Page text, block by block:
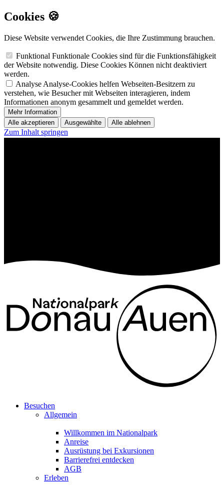
Cookies 🍪
Diese Website verwendet Cookies, die Ihre Zustimmung brauchen.
Funktional Funktionale Cookies sind für die Funktionsfähigkeit
der Website notwendig. Diese Cookies Können nicht deaktiviert
werden.
Analyse Analyse-Cookies helfen Webseiten-Besitzern zu
verstehen, wie Besucher mit Webseiten interagieren, indem
Informationen anonym gesammelt und gemeldet werden.
Mehr Information
Alle akzeptieren
Ausgewählte Alle ablehnen
Zum Inhalt springen
Besuchen
Allgemein
Willkommen im Nationalpark
Anreise
Ausrüstung bei Exkursionen
Barrierefrei entdecken
AGB
Erleben